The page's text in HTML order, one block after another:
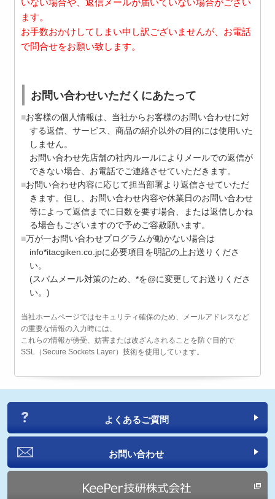
いない場合や、返信メールが届いていない場合がござい
ます。
お手数おかけしてしまい申し訳ございませんが、お電話
で問合せをお願い致します。
お問い合わせいただくにあたって
お客様の個人情報は、当社からお客様のお問い合わせに対
する返信、サービス、商品の紹介以外の目的には使用いた
しません。
お問い合わせ先店舗の社内ルールによりメールでの返信が
できない場合、お電話でご連絡させていただきます。
お問い合わせ内容に応じて担当部署より返信させていただ
きます。但し、お問い合わせ内容や休業日のお問い合わせ
等によって返信までに日数を要す場合、または返信しかね
る場合もございますので予めご容赦願います。
万が一お問い合わせプログラムが動かない場合は
info*itacgiken.co.jpに必要項目を明記の上お送りくださ
い。
(スパムメール対策のため、*を@に変更してお送りくださ
い。)
当社ホームページではセキュリティ確保のため、メールアドレスなど
の重要な情報の入力時には、
これらの情報が傍受、妨害または改ざんされることを防ぐ目的で
SSL（Secure Sockets Layer）技術を使用しています。
よくあるご質問
お問い合わせ